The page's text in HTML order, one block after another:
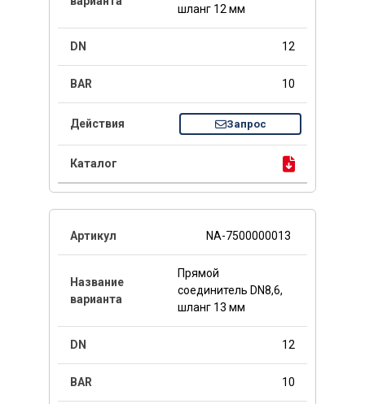
шланг 12 мм
12
10
Запрос
NA-7500000013
Прямой
соединитель DN8,6,
шланг 13 мм
12
10